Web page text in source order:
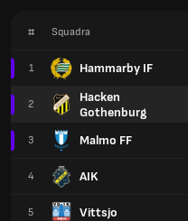
# Squadra
1 Hammarby IF
2
Hacken
Gothenburg
3 Malmo FF
4 AIK
5 Vittsjo